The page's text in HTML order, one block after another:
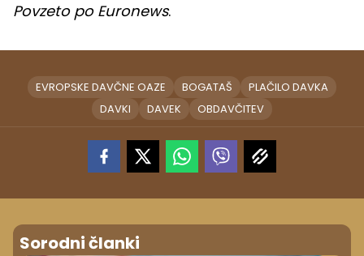
Povzeto po Euronews.
EVROPSKE DAVČNE OAZE BOGATAŠ
PLAČILO DAVKA
DAVKI
DAVEK OBDAVČITEV
Sorodni članki